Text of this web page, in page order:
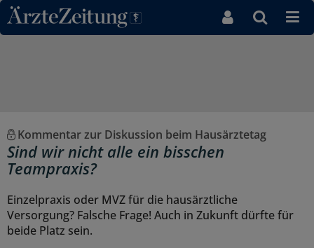
Direkt zum Inhaltsbereich
Kommentar zur Diskussion beim Hausärztetag
Sind wir nicht alle ein bisschen
Teampraxis?
Einzelpraxis oder MVZ für die hausärztliche
Versorgung? Falsche Frage! Auch in Zukunft dürfte für
beide Platz sein.